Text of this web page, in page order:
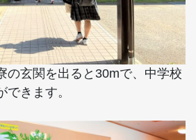
の玄関を出ると30mで、中学校
きます。